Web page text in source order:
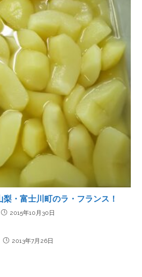
・富士川町のラ・フランス！
2015年10月30日
2013年7月26日